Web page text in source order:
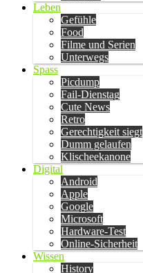
Leben
Gefühle
Food
Filme und Serien
Unterwegs
Spass
Picdump
Fail-Dienstag
Cute News
Retro
Gerechtigkeit siegt
Dumm gelaufen
Klischeekanone
Digital
Android
Apple
Google
Microsoft
Hardware-Test
Online-Sicherheit
Wissen
History